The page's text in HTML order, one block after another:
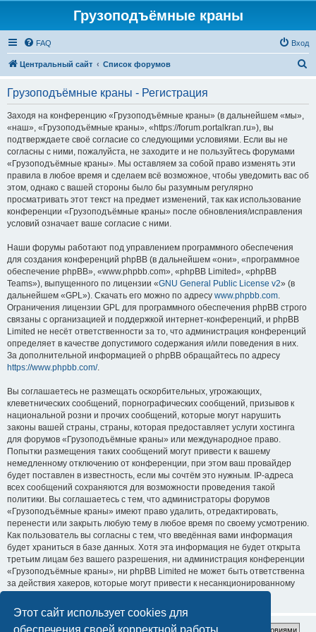
Этот сайт использует cookies для
обеспечения своей корректной работы.
Грузоподъёмные краны
FAQ Вход
Центральный сайт Список форумов
Грузоподъёмные краны - Регистрация
Заходя на конференцию «Грузоподъёмные краны» (в дальнейшем «мы»,
«наш», «Грузоподъёмные краны», «https://forum.portalkran.ru»), вы
подтверждаете своё согласие со следующими условиями. Если вы не
согласны с ними, пожалуйста, не заходите и не пользуйтесь форумами
«Грузоподъёмные краны». Мы оставляем за собой право изменять эти
правила в любое время и сделаем всё возможное, чтобы уведомить вас об
этом, однако с вашей стороны было бы разумным регулярно
просматривать этот текст на предмет изменений, так как использование
конференции «Грузоподъёмные краны» после обновления/исправления
условий означает ваше согласие с ними.
Наши форумы работают под управлением программного обеспечения
для создания конференций phpBB (в дальнейшем «они», «программное
обеспечение phpBB», «www.phpbb.com», «phpBB Limited», «phpBB
Teams»), выпущенного по лицензии «GNU General Public License v2» (в
дальнейшем «GPL»). Скачать его можно по адресу www.phpbb.com.
Ограничения лицензии GPL для программного обеспечения phpBB строго
связаны с организацией и поддержкой интернет-конференций, и phpBB
Limited не несёт ответственности за то, что администрация конференций
определяет в качестве допустимого содержания и/или поведения в них.
За дополнительной информацией о phpBB обращайтесь по адресу
https://www.phpbb.com/.
Вы соглашаетесь не размещать оскорбительных, угрожающих,
клеветнических сообщений, порнографических сообщений, призывов к
национальной розни и прочих сообщений, которые могут нарушить
законы вашей страны, страны, которая предоставляет услуги хостинга
для форумов «Грузоподъёмные краны» или международное право.
Попытки размещения таких сообщений могут привести к вашему
немедленному отключению от конференции, при этом ваш провайдер
будет поставлен в известность, если мы сочтём это нужным. IP-адреса
всех сообщений сохраняются для возможности проведения такой
политики. Вы соглашаетесь с тем, что администраторы форумов
«Грузоподъёмные краны» имеют право удалить, отредактировать,
перенести или закрыть любую тему в любое время по своему усмотрению.
Как пользователь вы согласны с тем, что введённая вами информация
будет храниться в базе данных. Хотя эта информация не будет открыта
третьим лицам без вашего разрешения, ни администрация конференции
«Грузоподъёмные краны», ни phpBB Limited не может быть ответственна
за действия хакеров, которые могут привести к несанкционированному